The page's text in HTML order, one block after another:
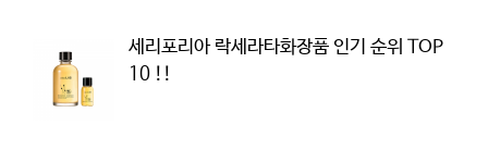
세리포리아 락세라타화장품 인기 순위 TOP
10 !!